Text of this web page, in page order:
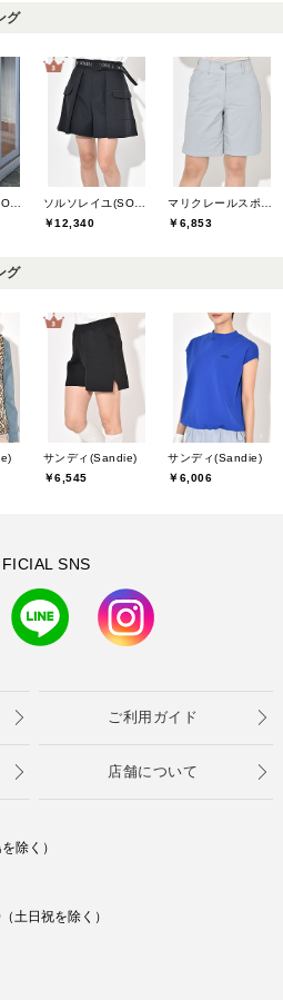
グ
￥12,340
￥6,853
グ
サンディ(Sandie)
￥6,545
サンディ(Sandie)
￥6,006
SNS
ご利用ガイド
店舗について
除く）
土日祝を除く）